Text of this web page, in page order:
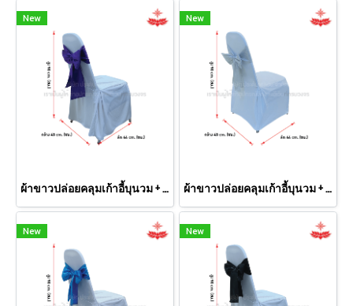
New
ผ้าขาวปล่อยคลุมเก้าอี้บุนวม + โบว์สีม่วง
New
ผ้าขาวปล่อยคลุมเก้าอี้บุนวม + โบว์สีเงิน
New New